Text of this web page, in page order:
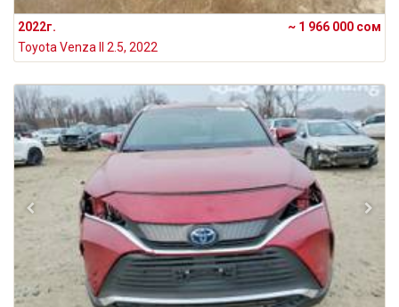
2022г.
~ 1 966 000 сом
Toyota Venza II 2.5, 2022